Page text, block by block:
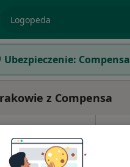
Ubezpieczenie: Compensa
z Compensa
Panek